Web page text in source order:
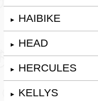
► HAIBIKE
► HEAD
► HERCULES
► KELLYS